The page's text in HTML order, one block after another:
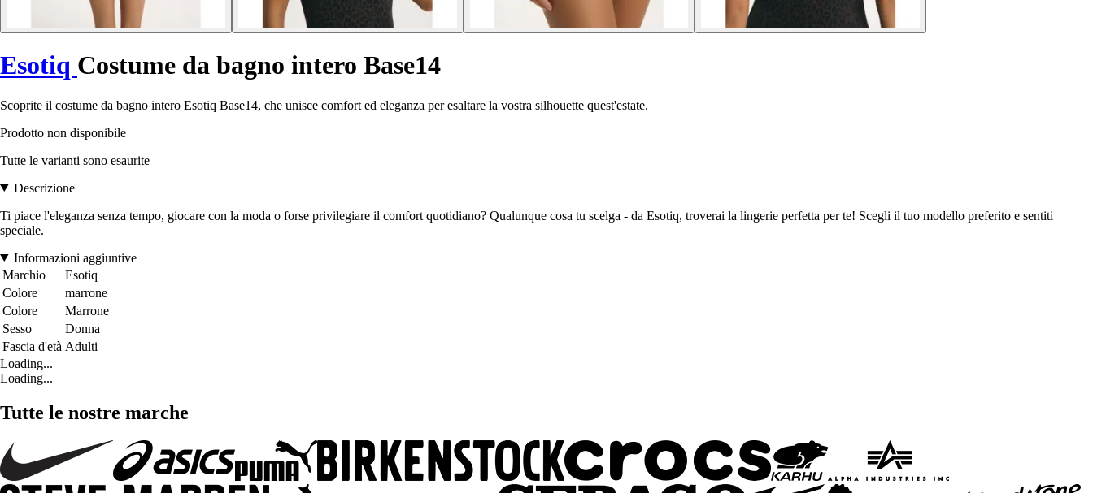
Esotiq Costume da bagno intero Base14
Scoprite il costume da bagno intero Esotiq Base14, che unisce comfort ed eleganza per esaltare la vostra silhouette quest'estate.
Prodotto non disponibile
Tutte le varianti sono esaurite
Descrizione
Ti piace l'eleganza senza tempo, giocare con la moda o forse privilegiare il comfort quotidiano? Qualunque cosa tu scelga - da Esotiq, troverai la lingerie perfetta per te! Scegli il tuo modello preferito e sentiti
speciale.
Informazioni aggiuntive
Marchio
Esotiq
Colore
marrone
Colore
Marrone
Sesso
Donna
Fascia d'età Adulti
Loading...
Loading...
Tutte le nostre marche